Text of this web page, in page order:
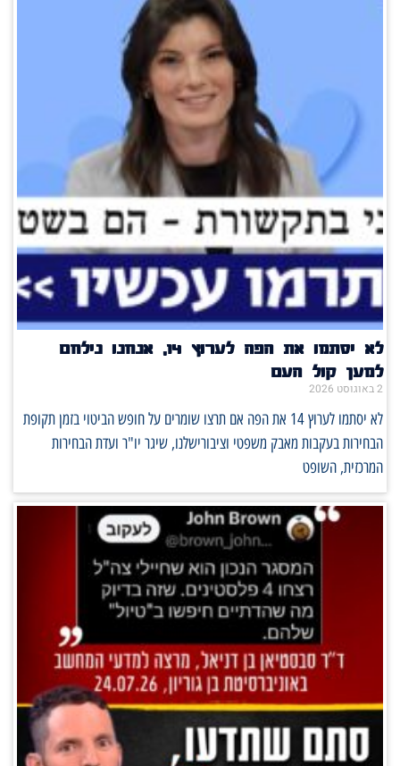
לא יסתמו את הפה לערוץ 14, אנחנו נילחם
למען קול העם
2 באוגוסט 2026
לא יסתמו לערוץ 14 את הפה אם תרצו שומרים על חופש הביטוי בזמן תקופת
הבחירות בעקבות מאבק משפטי וציבורישלנו, שיגר יו"ר ועדת הבחירות
המרכזית, השופט